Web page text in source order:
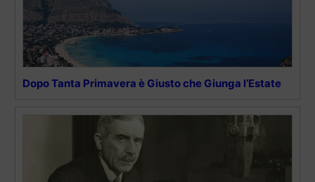
Dopo Tanta Primavera è Giusto che Giunga l’Estate